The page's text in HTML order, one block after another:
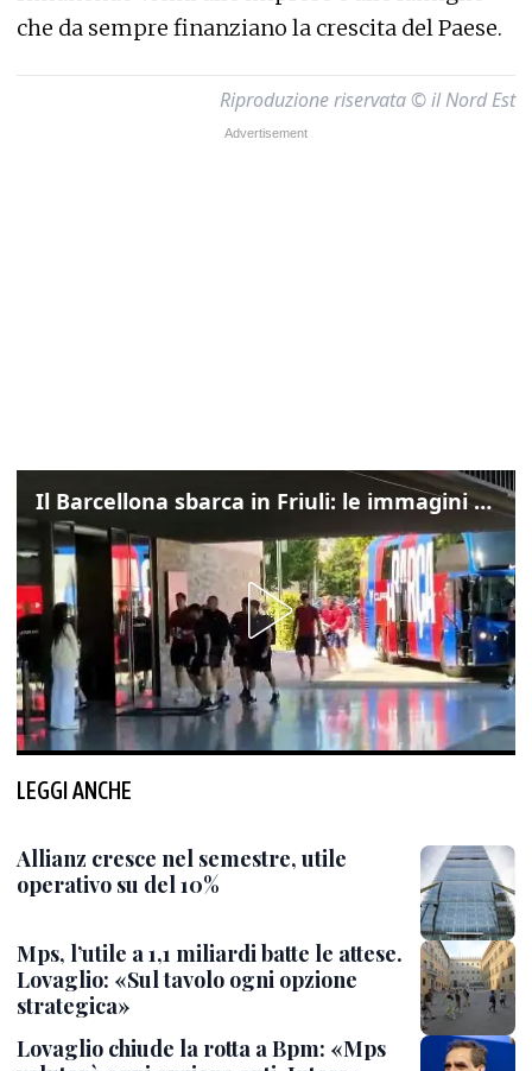
che da sempre finanziano la crescita del Paese.
Riproduzione riservata © il Nord Est
Il Barcellona sbarca in Friuli: le immagini dell'arrivo in albergo
LEGGI ANCHE
Allianz cresce nel semestre, utile
operativo su del 10%
Mps, l’utile a 1,1 miliardi batte le attese.
Lovaglio: «Sul tavolo ogni opzione
strategica»
Lovaglio chiude la rotta a Bpm: «Mps